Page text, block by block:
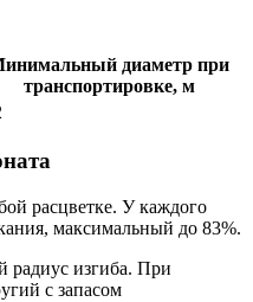
диаметр при
транспортировке, м
расцветке. У каждого
максимальный до 83%.
радиус изгиба. При
с запасом